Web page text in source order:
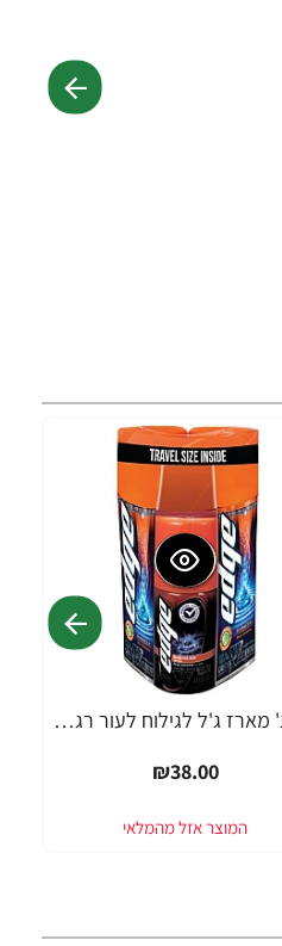
אדג' מארז ג'ל לגילוח לעור רגיש 200 גרם + 200 גרם + 78 גרם - מבית EDGE
₪38.00